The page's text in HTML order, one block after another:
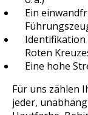
Ein
Identifikation
Roten
Eine hohe
Für uns zählen
jeder,